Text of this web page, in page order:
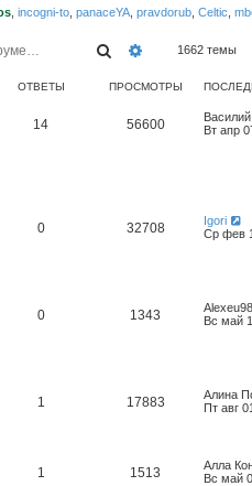
incogni-to panaceYA pravdorub Celtic
Поиск Расширенный
1662 темы
ОТВЕТЫ ПРОСМОТРЫ
14 56600
Вт апр
0 32708
Igori
Ср фев
0 1343
Alexeu98
Вс май
1 17883
Алина
Пт авг
1 1513
Алла
Вс май